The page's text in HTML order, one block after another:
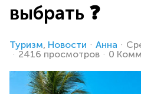
выбрать ❓
Туризм Новости Анна
2416 просмотров
0